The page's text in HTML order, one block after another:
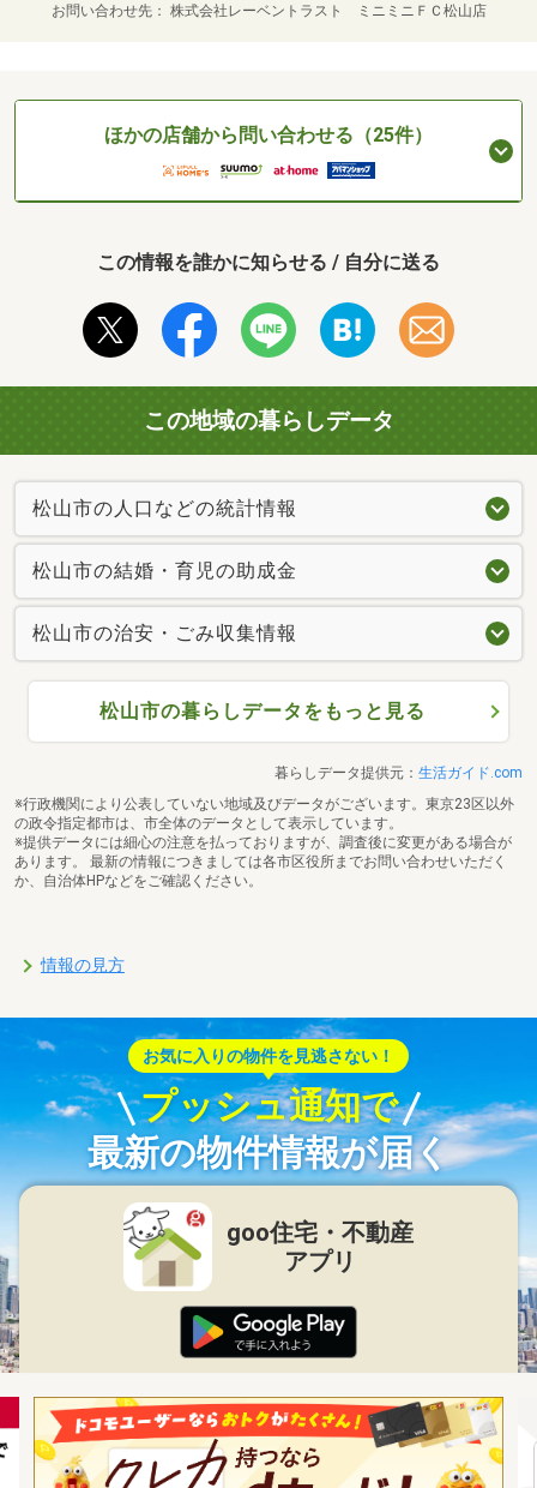
お問い合わせ先 株式会社レーベントラスト ミニミニＦＣ松山店
ほかの店舗から問い合わせる（25件）
この情報を誰かに知らせる / 自分に送る
この地域の暮らしデータ
松山市の人口などの統計情報
松山市の結婚・育児の助成金
松山市の治安・ごみ収集情報
松山市の暮らしデータをもっと見る
暮らしデータ提供元： 生活ガイド.com
※行政機関により公表していない地域及びデータがございます。東京23区以外
の政令指定都市は、市全体のデータとして表示しています。
※提供データには細心の注意を払っておりますが、調査後に変更がある場合が
あります。 最新の情報につきましては各市区役所までお問い合わせいただく
か、自治体HPなどをご確認ください。
情報の見方
お気に入りの物件を見逃さない！
プッシュ通知で
最新の物件情報が届く
goo住宅・不動産
アプリ